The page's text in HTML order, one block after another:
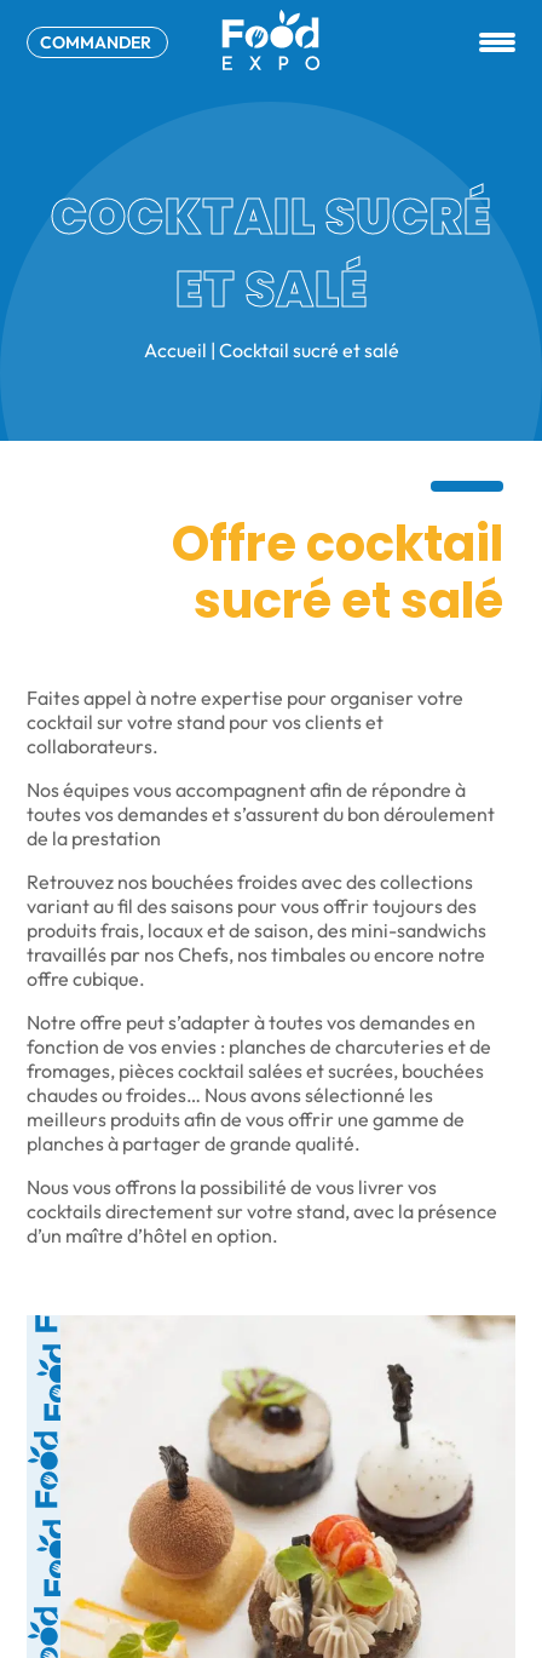
COMMANDER
COCKTAIL SUCRÉ
ET SALÉ
Accueil | Cocktail sucré et salé
Offre cocktail
sucré et salé
Faites appel à notre expertise pour organiser votre
cocktail sur votre stand pour vos clients et
collaborateurs.
Nos équipes vous accompagnent afin de répondre à
toutes vos demandes et s’assurent du bon déroulement
de la prestation
Retrouvez nos bouchées froides avec des collections
variant au fil des saisons pour vous offrir toujours des
produits frais, locaux et de saison, des mini-sandwichs
travaillés par nos Chefs, nos timbales ou encore notre
offre cubique.
Notre offre peut s’adapter à toutes vos demandes en
fonction de vos envies : planches de charcuteries et de
fromages, pièces cocktail salées et sucrées, bouchées
chaudes ou froides… Nous avons sélectionné les
meilleurs produits afin de vous offrir une gamme de
planches à partager de grande qualité.
Nous vous offrons la possibilité de vous livrer vos
cocktails directement sur votre stand, avec la présence
d’un maître d’hôtel en option.